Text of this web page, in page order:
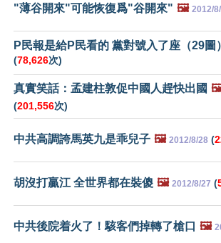
"薄谷開來"可能恢復爲"谷開來" 🖼️ 2012/
P民報是給P民看的 黨對號入了座（29圖
(78,626次)
真實笑話：孟建柱敦促中國人趕快出國
(201,556次)
中共高調誇馬英九是乖兒子 🖼️ 2012/8/28 (
胡沒打贏江 全世界都在裝傻 🖼️ 2012/8/27 (
中共後院着火了！駭客們掉轉了槍口 🖼️